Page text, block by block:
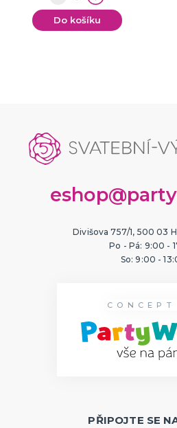
Do košíku
Divišova 757/1, 500 03
Po - Pá: 9:00 -
So: 9:00 -
CONCEPT
PŘIPOJTE SE